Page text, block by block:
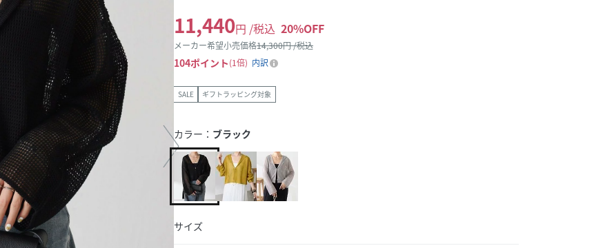
11,440円 /税込 20%OFF
メーカー希望小売価格14,300円 /税込
104ポイント 1倍 内訳
SALE ギフトラッピング対象
カラー： ブラック
サイズ